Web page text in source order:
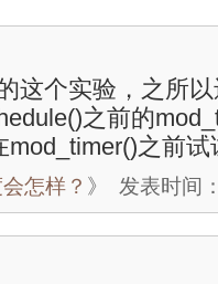
这个实验，之所
之前的
mod_timer()之前试
怎样？ 》 发表时间